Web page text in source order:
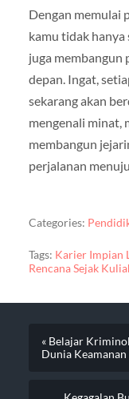
Dengan memulai
kamu tidak
juga membangun
depan. Ingat,
sekarang akan
mengenali minat,
membangun
perjalanan
Categories:
Tags: Karier Impian
Rencana Sejak
« Belajar
Dunia Keamanan